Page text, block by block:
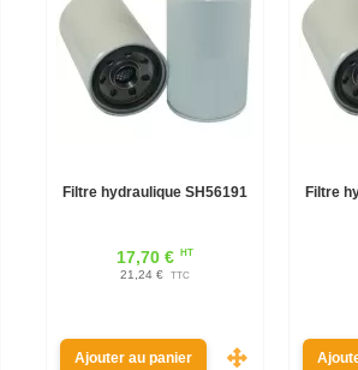
Filtre hydraulique SH56191
17,70 € HT
21,24 € TTC
Ajouter au panier
Filtre